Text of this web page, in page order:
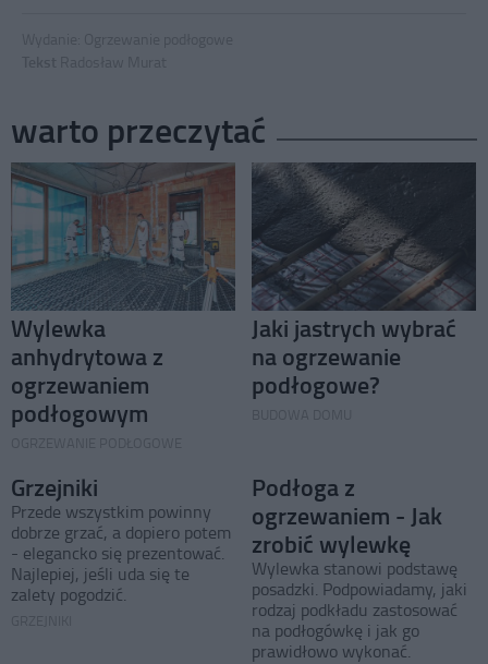
warto przeczytać
Wylewka
anhydrytowa z
ogrzewaniem
podłogowym
Jaki jastrych wybrać
na ogrzewanie
podłogowe?
Grzejniki
Przede wszystkim powinny
dobrze grzać, a dopiero potem
- elegancko się prezentować.
Najlepiej, jeśli uda się te
zalety pogodzić.
Podłoga z
ogrzewaniem - Jak
zrobić wylewkę
Wylewka stanowi podstawę
posadzki. Podpowiadamy, jaki
rodzaj podkładu zastosować
na podłogówkę i jak go
prawidłowo wykonać.